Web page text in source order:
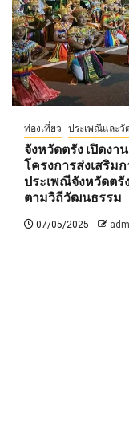
ท่องเที่ยว ประเพณีและวั
จังหวัดตรัง เปิดง
โครงการส่งเสริม
ประเพณีจังหวัดต
ตามวิถีวัฒนธรรม
07/05/2025